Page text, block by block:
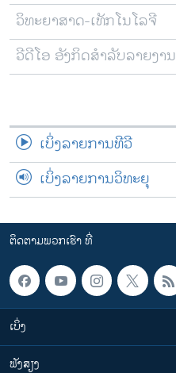
ວິທະຍາສາດ-ເທັກໂນໂລຈີ
ວີດີໂອ ອັງກິດສຳລັບລາຍງານ
ເບິ່ງລາຍການທີວີ
ເບິ່ງລາຍການວິທະຍຸ
ຕິດຕາມພວກເຮົາ ທີ່
ເບິ່ງ
ຟັງສຽງ